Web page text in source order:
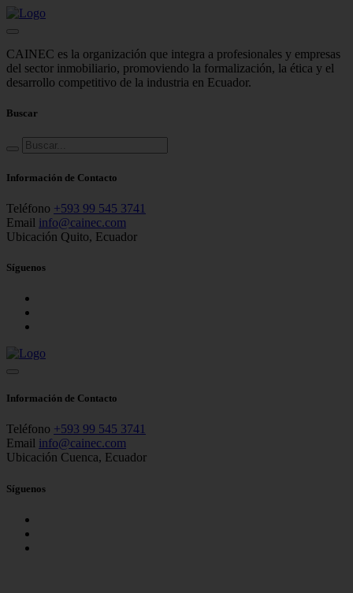
CAINEC es la organización que integra a profesionales y empresas
del sector inmobiliario, promoviendo la formalización, la ética y el
desarrollo competitivo de la industria en Ecuador.
Buscar
Información de Contacto
Teléfono +593 99 545 3741
Email info@cainec.com
Ubicación Quito, Ecuador
Síguenos
Información de Contacto
Teléfono +593 99 545 3741
Email info@cainec.com
Ubicación Cuenca, Ecuador
Síguenos